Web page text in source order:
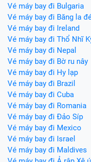
Vé máy bay đi Bulgaria
Vé máy bay đi Băng la
Vé máy bay đi Ireland
Vé máy bay đi Thổ Nhĩ
Vé máy bay đi Nepal
Vé máy bay đi Bờ ru nây
Vé máy bay đi Hy lạp
Vé máy bay đi Brazil
Vé máy bay đi Cuba
Vé máy bay đi Romania
Vé máy bay đi Đảo Síp
Vé máy bay đi Mexico
Vé máy bay đi Israel
Vé máy bay đi Maldives